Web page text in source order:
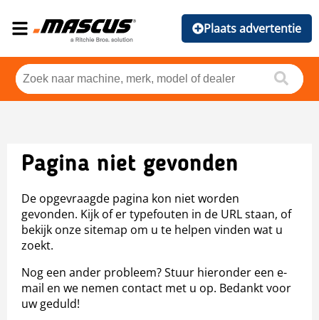
Plaats advertentie
Pagina niet gevonden
De opgevraagde pagina kon niet worden
gevonden. Kijk of er typefouten in de URL staan, of
bekijk onze sitemap om u te helpen vinden wat u
zoekt.
Nog een ander probleem? Stuur hieronder een e-
mail en we nemen contact met u op. Bedankt voor
uw geduld!